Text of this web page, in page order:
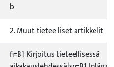
b
2. Muut tieteelliset artikkelit
fi=B1 Kirjoitus tieteellisessä